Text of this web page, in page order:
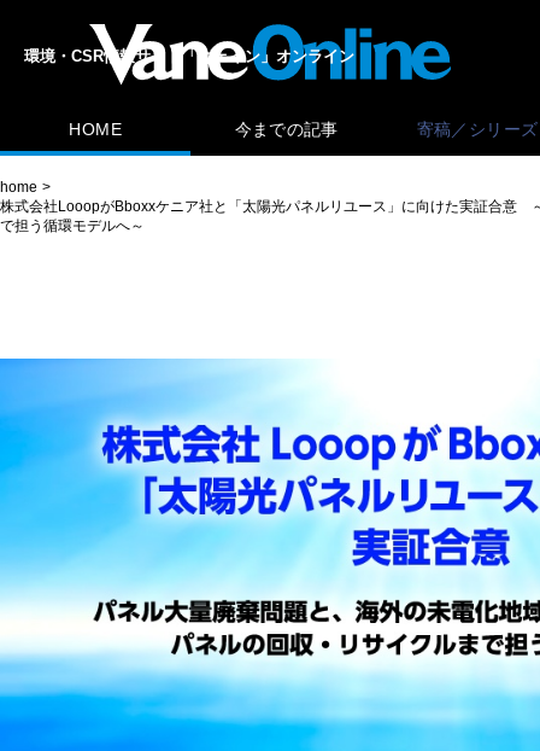
環境・CSR情報サイト「ヴェイン」オンライン
HOME 今までの記事 寄稿／シリーズ
home
株式会社LooopがBboxxケニア社と「太陽光パネルリユース」に向けた実証合意
で担う循環モデルへ～